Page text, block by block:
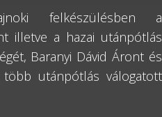
felkészülésben a
illetve a hazai utánpótlás
Baranyi Dávid Áront és
utánpótlás válogatott